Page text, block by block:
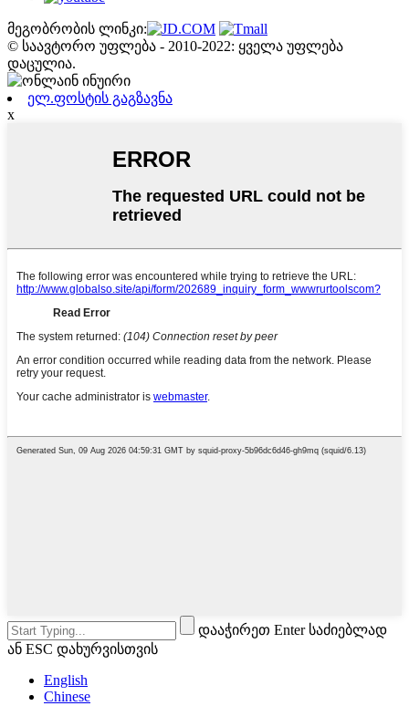
მეგობრობის ლინკი:
© საავტორო უფლება - 2010-2022: ყველა უფლება
დაცულია.
ელ.ფოსტის გაგზავნა
x
დააჭირეთ Enter საძიებლად
ან ESC დახურვისთვის
English
Chinese